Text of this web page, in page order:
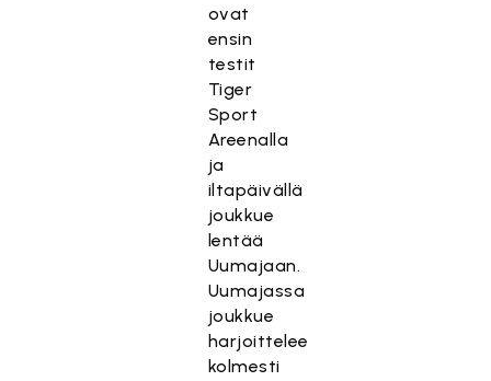
ovat
ensin
testit
Tiger
Sport
Areenalla
ja
iltapäivällä
joukkue
lentää
Uumajaan.
Uumajassa
joukkue
harjoittelee
kolmesti